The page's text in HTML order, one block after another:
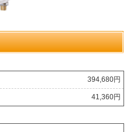
394,680円
41,360円